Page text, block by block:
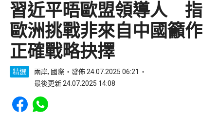
習近平晤歐盟領導人 指
歐洲挑戰非來自中國籲作
正確戰略抉擇
精選 兩岸, 國際
發佈 24.07.2025 06:21
最後更新 24.07.2025 14:08
Share to Facebook
Share to WhatsApp